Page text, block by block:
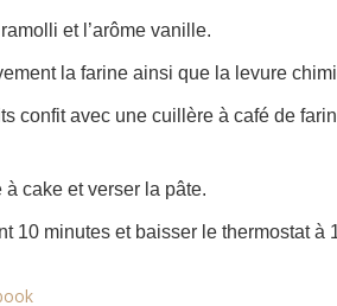
et l’arôme vanille.
la farine ainsi que la levure
confit avec une cuillère à café de
à cake et verser la pâte.
10 minutes et baisser le thermostat à